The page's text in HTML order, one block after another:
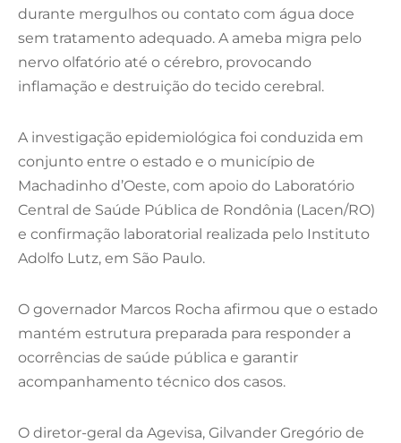
durante mergulhos ou contato com água doce
sem tratamento adequado. A ameba migra pelo
nervo olfatório até o cérebro, provocando
inflamação e destruição do tecido cerebral.
A investigação epidemiológica foi conduzida em
conjunto entre o estado e o município de
Machadinho d’Oeste, com apoio do Laboratório
Central de Saúde Pública de Rondônia (Lacen/RO)
e confirmação laboratorial realizada pelo Instituto
Adolfo Lutz, em São Paulo.
O governador Marcos Rocha afirmou que o estado
mantém estrutura preparada para responder a
ocorrências de saúde pública e garantir
acompanhamento técnico dos casos.
O diretor-geral da Agevisa, Gilvander Gregório de